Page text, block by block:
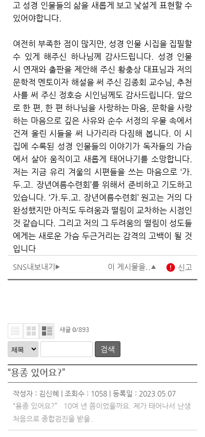
고 성경 인물들의 삶을 새롭게 보고 낯설게 표현할 수
있어야합니다.
여전히 부족한 점이 많지만, 성경 인물 시집을 집필할
수 있게 해주신 하나님께 감사드립니다. 성경 인물
시 연재와 출판을 제안해 주신 황충상 대표님과 저의
문학적 멘토이자 해설을 써 주신 김종회 교수님, 추천
사를 써 주신 정호승 시인님께도 감사드립니다. 앞으
로 한 편, 한 편 하나님을 사랑하는 마음, 문학을 사랑
하는 마음으로 깊은 사유와 순수 서정의 우물 속에서
건져 올린 시들을 써 나가리라 다짐해 봅니다. 이 시
집에 수록된 성경 인물들의 이야기가 독자들의 가슴
에서 살아 움직이고 새롭게 태어나기를 소망합니다.
저는 지금 유리 겨울의 시편들을 쓰는 마음으로 ‘가.
두.고. 장년여름수련회’를 위해서 준비하고 기도하고
있습니다. ‘가.두.고. 장년여름수련회’ 원고는 거의 다
완성했지만 아직도 두려움과 떨림이 교차하는 시점인
것 같습니다. 그리고 저의 그 두려움의 떨림이 성도들
에게는 새로운 가슴 두근거리는 감격의 고백이 될 것
입니다
SNS내보내기 이 게시물을.. error 신고
새글 0/893
검색
“용종 있어요?”
작성자 : 김신혜
| 조회수 : 1058 | 등록일 : 2023.05.07
“용종 있어요?” 10여 년 쯤이었을까요. 제가 태어나서 난생
처음으로 종합검진을 받을..